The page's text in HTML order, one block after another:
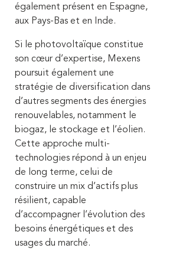
également présent en Espagne,
aux Pays-Bas et en Inde.
Si le photovoltaïque constitue
son cœur d’expertise, Mexens
poursuit également une
stratégie de diversification dans
d’autres segments des énergies
renouvelables, notamment le
biogaz, le stockage et l’éolien.
Cette approche multi-
technologies répond à un enjeu
de long terme, celui de
construire un mix d’actifs plus
résilient, capable
d’accompagner l’évolution des
besoins énergétiques et des
usages du marché.